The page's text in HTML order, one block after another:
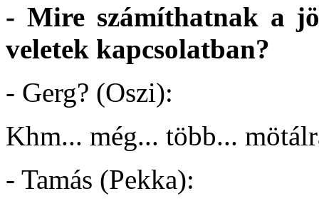
- Mire számíthatnak a
veletek kapcsolatban?
- Gerg? (Oszi):
Khm... még... több...
- Tamás (Pekka):